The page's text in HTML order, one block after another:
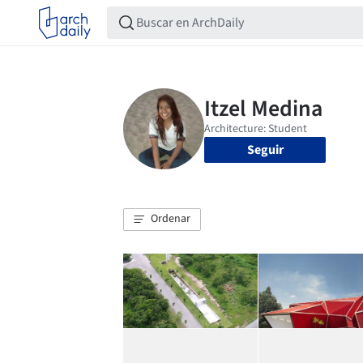
Seguir
Ordenar